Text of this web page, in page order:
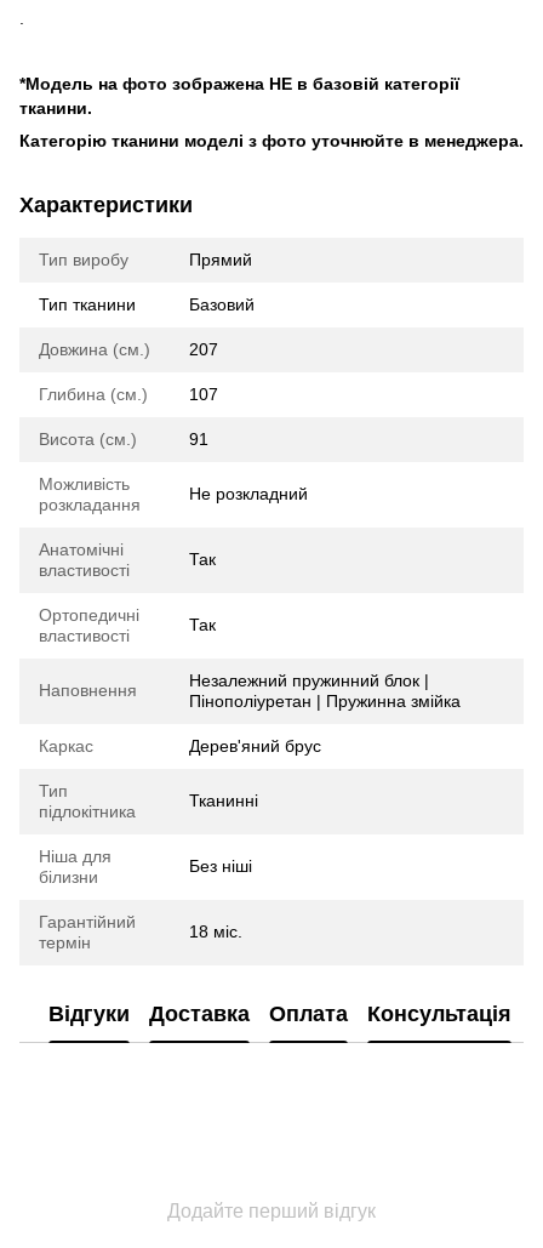
*Модель на фото зображена НЕ в базовій категорії
тканини.
Категорію тканини моделі з фото уточнюйте в менеджера.
Характеристики
Тип виробу Прямий
Тип тканини Базовий
Довжина (см.) 207
Глибина (см.) 107
Висота (см.) 91
Можливість
розкладання
Не розкладний
Анатомічні
властивості
Так
Ортопедичні
властивості
Так
Наповнення
Незалежний пружинний блок |
Пінополіуретан | Пружинна змійка
Каркас Дерев'яний брус
Тип
підлокітника
Тканинні
Ніша для
білизни
Без ніші
Гарантійний
термін
18 міс.
Відгуки Доставка Оплата Консультація
Додайте перший відгук